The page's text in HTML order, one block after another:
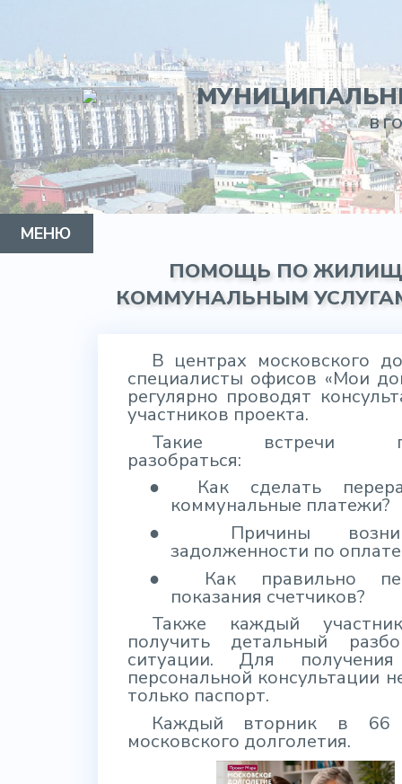
В
МУНИЦИПАЛЬНЫЙ ОКРУГ
СОВЕТ ДЕПУТАТОВ
МЕНЮ
ПОМОЩЬ ПО
КОММУНАЛЬНЫМ
В центрах московского
специалисты офисов «Мои
регулярно проводят
участников проекта.
Такие встречи
разобраться:
● Как сделать
коммунальные платежи?
● Причины
задолженности по
● Как правильно
показания счетчиков?
Также каждый
получить детальный
ситуации. Для
персональной консультации
только паспорт.
Каждый вторник в 66
московского долголетия.